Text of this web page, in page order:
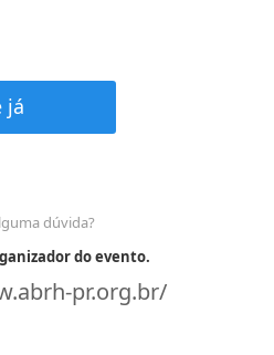
já
dúvida?
do evento.
pr.org.br/